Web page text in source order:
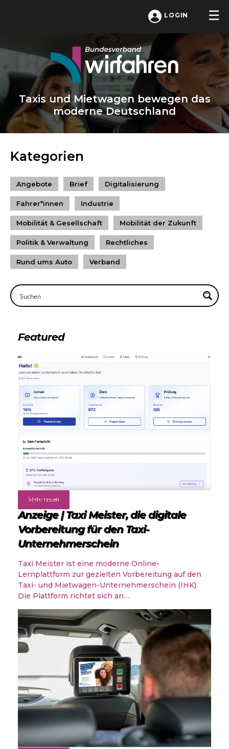
LOGIN
Taxis und Mietwagen bewegen das
moderne Deutschland
Kategorien
Angebote Brief Digitalisierung
Fahrer*innen Industrie
Mobilität & Gesellschaft Mobilität der Zukunft
Politik & Verwaltung Rechtliches
Rund ums Auto Verband
Featured
Mehr lesen
Angebote
Anzeige | Taxi Meister, die digitale
Vorbereitung für den Taxi-
Unternehmerschein
Taxi Meister ist eine moderne Online-
Lernplattform zur gezielten Vorbereitung auf den
Taxi- und Mietwagen-Unternehmerschein (IHK).
Die Plattform richtet sich an…